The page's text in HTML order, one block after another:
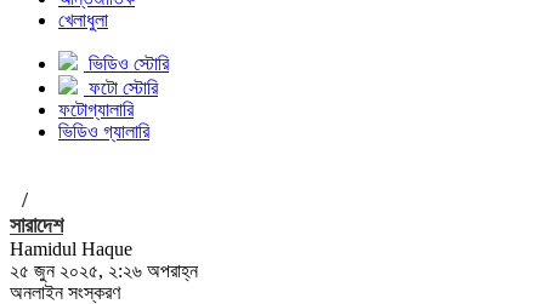
খেলাধুলা
ভিডিও স্টোরি
ফটো স্টোরি
ফটোগ্যালারি
ভিডিও গ্যালারি
/
সারাদেশ
Hamidul Haque
২৫ জুন ২০২৫, ২:২৬ অপরাহ্ন
অনলাইন সংস্করণ